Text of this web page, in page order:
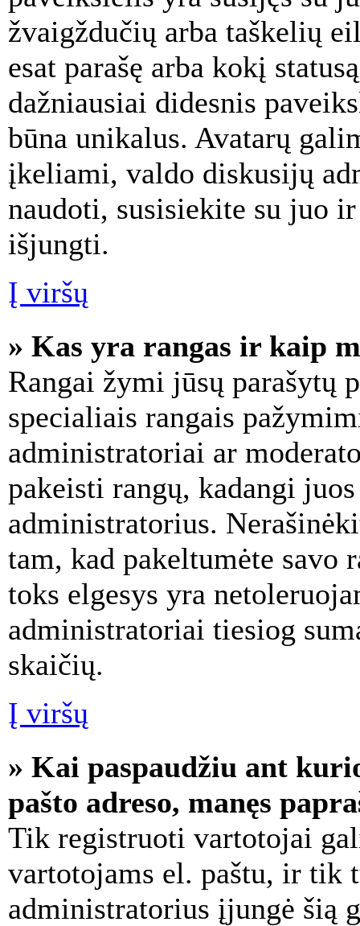
žvaigždučių arba taškelių
esat parašę arba kokį
dažniausiai didesnis
būna unikalus. Avatarų
įkeliami, valdo diskusijų
naudoti, susisiekite su juo
išjungti.
Į viršų
» Kas yra rangas ir kaip
Rangai žymi jūsų parašytų
specialiais rangais
administratoriai ar
pakeisti rangų, kadangi
administratorius.
tam, kad pakeltumėte savo
toks elgesys yra
administratoriai tiesiog
skaičių.
Į viršų
» Kai paspaudžiu ant
pašto adreso, manęs
Tik registruoti vartotojai
vartotojams el. paštu, ir tik
administratorius įjungė šią